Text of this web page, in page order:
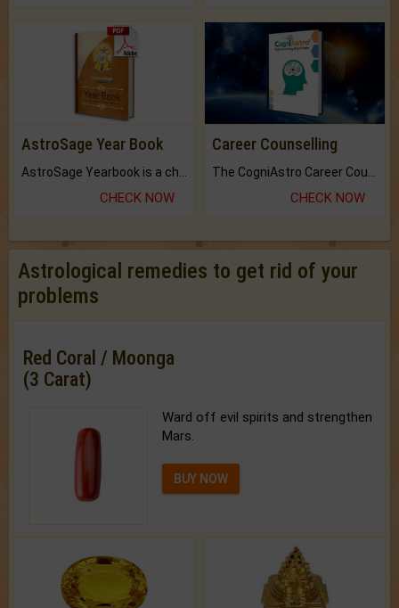
AstroSage Year Book
CHECK NOW
Career Counselling
CHECK NOW
Astrological remedies to get rid of your
problems
Red Coral / Moonga
(3 Carat)
Ward off evil spirits and strengthen
Mars.
BUY NOW